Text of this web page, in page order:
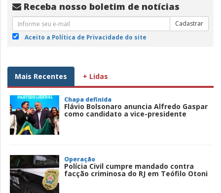
Receba nosso boletim de notícias
Cadastrar
Aceito a Política de Privacidade do site
Mais Recentes + Lidas
Chapa definida
Flávio Bolsonaro anuncia Alfredo Gaspar
como candidato a vice-presidente
Operação
Polícia Civil cumpre mandado contra
facção criminosa do RJ em Teófilo Otoni